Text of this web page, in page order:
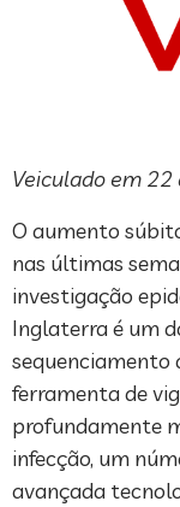
Veiculado em
O aumento
nas últimas
investigação
Inglaterra é um
sequenciamento
ferramenta de
profundamente
infecção, um
avançada